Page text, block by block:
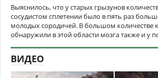
Выяснилось, что у старых грызунов
сосудистом сплетении было в пять раз
молодых сородичей. В большом количестве
обнаружили в этой области мозга также и у
ВИДЕО